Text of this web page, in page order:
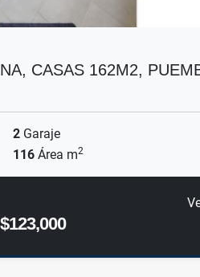
CASAS 162M2,
2 Garaje
116 Área m2